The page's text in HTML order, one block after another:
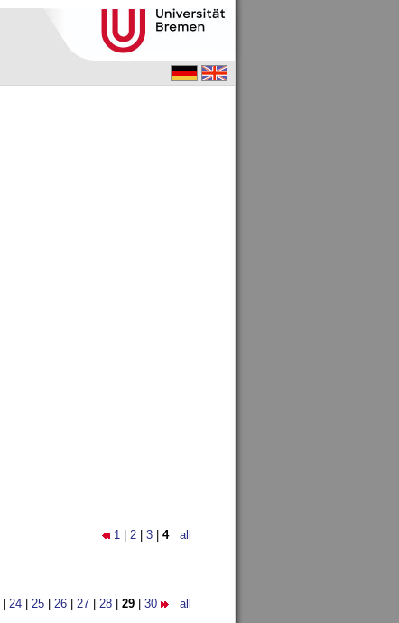
1 2 3 4 all
24 25 26 27 28 29 30 all